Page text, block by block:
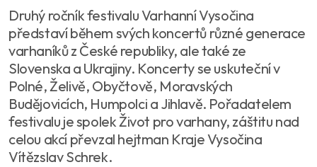
Druhý ročník festivalu Varhanní Vysočina
představí během svých koncertů různé generace
varhaníků z České republiky, ale také ze
Slovenska a Ukrajiny. Koncerty se uskuteční v
Polné, Želivě, Obyčtově, Moravských
Budějovicích, Humpolci a Jihlavě. Pořadatelem
festivalu je spolek Život pro varhany, záštitu nad
celou akcí převzal hejtman Kraje Vysočina
Vítězslav Schrek.